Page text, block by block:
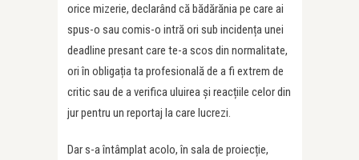
orice mizerie, declarând că bădărănia pe care ai
spus-o sau comis-o intră ori sub incidența unei
deadline presant care te-a scos din normalitate,
ori în obligația ta profesională de a fi extrem de
critic sau de a verifica uluirea și reacțiile celor din
jur pentru un reportaj la care lucrezi.
Dar s-a întâmplat acolo, în sala de proiecție,